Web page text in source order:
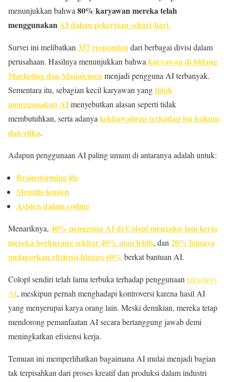
menunjukkan bahwa 80% karyawan mereka telah
menggunakanAI dalam pekerjaan sehari-hari.
Survei ini melibatkan 357 respondendari berbagai divisi dalam
perusahaan. Hasilnya menunjukkan bahwa karyawan di bidang
Marketing dan Manajemenmenjadi pengguna AI terbanyak.
Sementara itu, sebagian kecil karyawan yangtidak
menggunakan AImenyebutkan alasan seperti tidak
membutuhkan, serta adanya kekhawatiran terhadap isu hukum
dan etika.
Adapun penggunaan AI paling umum di antaranya adalah untuk:
Brainstorming ide
Menulis konten
Asisten dalam coding
Menariknya, 40% pengguna AI di Colopl mengaku jam kerja
mereka berkurang sekitar 40% atau lebih, dan 20% lainnya
melaporkan efisiensi hingga 60% berkat bantuan AI.
Colopl sendiri telah lama terbuka terhadap penggunaan teknologi
AI, meskipun pernah menghadapi kontroversi karena hasil AI
yang menyerupai karya orang lain. Meski demikian, mereka tetap
mendorong pemanfaatan AI secara bertanggung jawab demi
meningkatkan efisiensi kerja.
Temuan ini memperlihatkan bagaimana AI mulai menjadi bagian
tak terpisahkan dari proses kreatif dan produksi dalam industri